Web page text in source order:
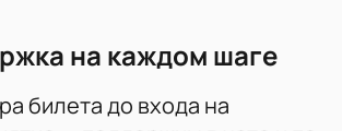
на каждом шаге
билета до входа на